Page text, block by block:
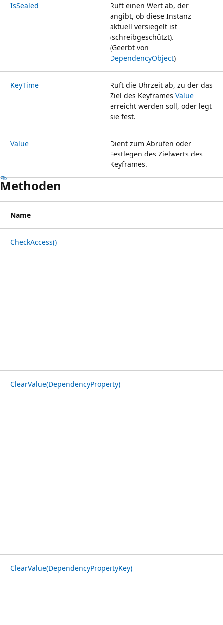
IsSealed
Ruft einen Wert ab, der
angibt, ob diese Instanz
aktuell versiegelt ist
(schreibgeschützt).
(Geerbt von
DependencyObject)
KeyTime
Ruft die Uhrzeit ab, zu der das
Ziel des Keyframes Value
erreicht werden soll, oder legt
sie fest.
Value
Dient zum Abrufen oder
Festlegen des Zielwerts des
Keyframes.
Methoden
Name
CheckAccess()
ClearValue(DependencyProperty)
ClearValue(DependencyPropertyKey)